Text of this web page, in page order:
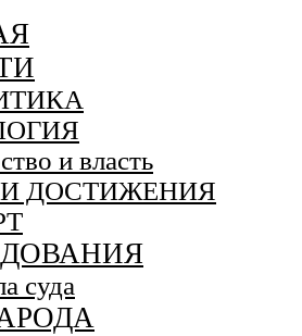
и власть
ДОСТИЖЕНИЯ
суда